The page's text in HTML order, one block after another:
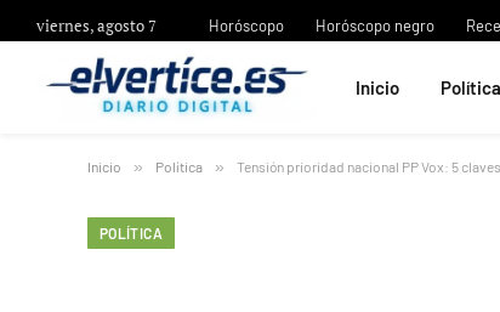
viernes, agosto 7 Horóscopo Horóscopo negro
Inicio Política
Inicio » Política » Tensión prioridad nacional PP Vox: 5
POLÍTICA